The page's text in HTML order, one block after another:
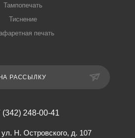
Тампопечать
Тиснение
печать
РАССЫЛКУ
(342) 248-00-41
ул. Н. Островского, д. 107